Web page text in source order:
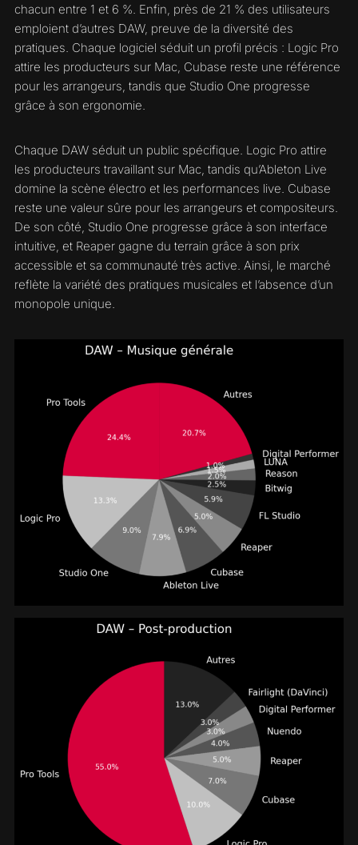
chacun entre 1 et 6 %. Enfin, près de 21 % des utilisateurs
emploient d’autres DAW, preuve de la diversité des
pratiques. Chaque logiciel séduit un profil précis : Logic Pro
attire les producteurs sur Mac, Cubase reste une référence
pour les arrangeurs, tandis que Studio One progresse
grâce à son ergonomie.
Chaque DAW séduit un public spécifique. Logic Pro attire
les producteurs travaillant sur Mac, tandis qu’Ableton Live
domine la scène électro et les performances live. Cubase
reste une valeur sûre pour les arrangeurs et compositeurs.
De son côté, Studio One progresse grâce à son interface
intuitive, et Reaper gagne du terrain grâce à son prix
accessible et sa communauté très active. Ainsi, le marché
reflète la variété des pratiques musicales et l’absence d’un
monopole unique.